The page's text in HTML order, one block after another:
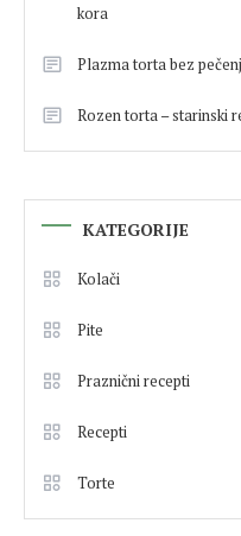
kora
Plazma torta bez
Rozen torta – starinski
KATEGORIJE
Kolači
Pite
Praznični recepti
Recepti
Torte